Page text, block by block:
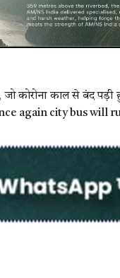
जो कोरोना काल से बंद
again city bus will